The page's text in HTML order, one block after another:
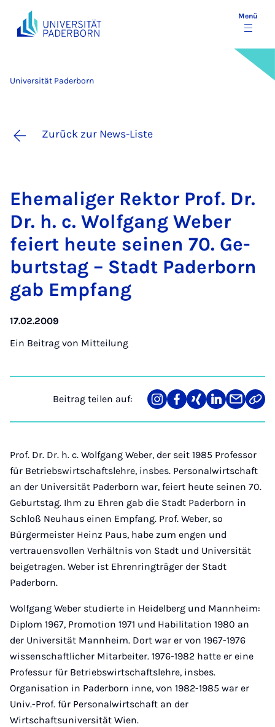
Menü
Universität Paderborn
Zurück zur News-Liste
Ehe­ma­li­ger Rek­tor Prof. Dr.
Dr. h. c. Wolf­gang We­ber
fei­ert heu­te sei­nen 70. Ge­
burts­tag – Stadt Pa­der­born
gab Emp­fang
17.02.2009
Ein Beitrag von Mitteilung
Beitrag teilen auf:
Teilen
auf
Teilen
auf
Teilen
auf
Teilen
auf
Teilen
über
Link
Prof. Dr. Dr. h. c. Wolfgang Weber, der seit 1985 Professor
für Betriebswirtschaftslehre, insbes. Personalwirtschaft
an der Universität Paderborn war, feiert heute seinen 70.
Geburtstag. Ihm zu Ehren gab die Stadt Paderborn in
Schloß Neuhaus einen Empfang. Prof. Weber, so
Bürgermeister Heinz Paus, habe zum engen und
vertrauensvollen Verhältnis von Stadt und Universität
beigetragen. Weber ist Ehrenringträger der Stadt
Paderborn.
Wolfgang Weber studierte in Heidelberg und Mannheim:
Diplom 1967, Promotion 1971 und Habilitation 1980 an
der Universität Mannheim. Dort war er von 1967-1976
wissenschaftlicher Mitarbeiter. 1976-1982 hatte er eine
Professur für Betriebswirtschaftslehre, insbes.
Organisation in Paderborn inne, von 1982-1985 war er
Univ.-Prof. für Personalwirtschaft an der
Wirtschaftsuniversität Wien.